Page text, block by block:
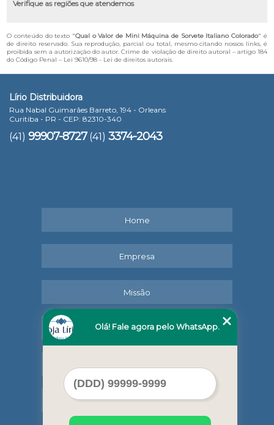
Verifique as regiões que atendemos
O conteúdo do texto "Qual o Valor de Mini Máquina de Sorvete Italiano Colorado" é
de direito reservado. Sua reprodução, parcial ou total, mesmo citando nossos links, é
proibida sem a autorização do autor. Crime de violação de direito autoral – artigo 184
do Código Penal – Lei 9610/98 - Lei de direitos autorais.
Lírio Distribuidora
Rua Nabal Guimarães Barreto, 194 - Orleans
Curitiba - PR - CEP: 82310-340
(41) 99907-8727 (41) 3374-2043
Home
Empresa
Missão
Serviços
Mapa do site
Olá! Fale agora pelo WhatsApp.